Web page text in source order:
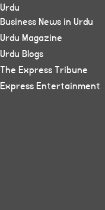
Urdu
Business News in Urdu
Urdu Magazine
Urdu Blogs
The Express Tribune
Express Entertainment